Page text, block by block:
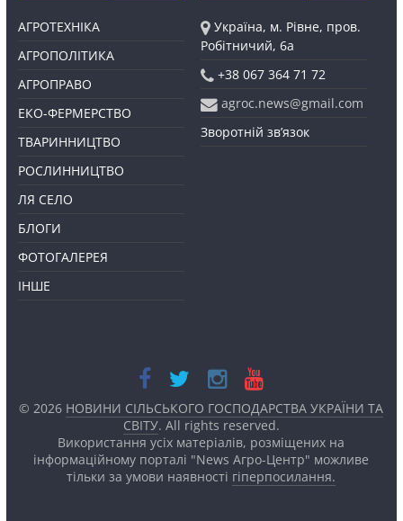
АГРОТЕХНІКА
АГРОПОЛІТИКА
АГРОПРАВО
ЕКО-ФЕРМЕРСТВО
ТВАРИННИЦТВО
РОСЛИННИЦТВО
ЛЯ СЕЛО
БЛОГИ
ФОТОГАЛЕРЕЯ
ІНШЕ
Україна, м. Рівне, пров.
Робітничий, 6а
+38 067 364 71 72
agroc.news@gmail.com
Зворотній зв’язок
© 2026 НОВИНИ СІЛЬСЬКОГО ГОСПОДАРСТВА УКРАЇНИ ТА
СВІТУ. All rights reserved.
Використання усіх матеріалів, розміщених на
інформаційному порталі "News Агро-Центр" можливе
тільки за умови наявності гіперпосилання.